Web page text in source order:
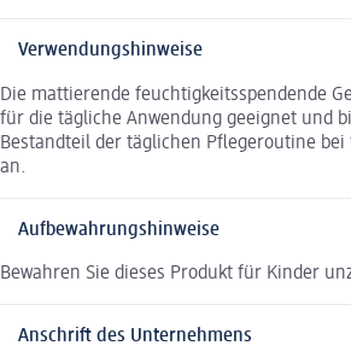
Verwendungshinweise
Die mattierende feuchtigkeitsspendende
für die tägliche Anwendung geeignet und
Bestandteil der täglichen Pflegeroutine
an.
Aufbewahrungshinweise
Bewahren Sie dieses Produkt für Kinder
Anschrift des Unternehmens